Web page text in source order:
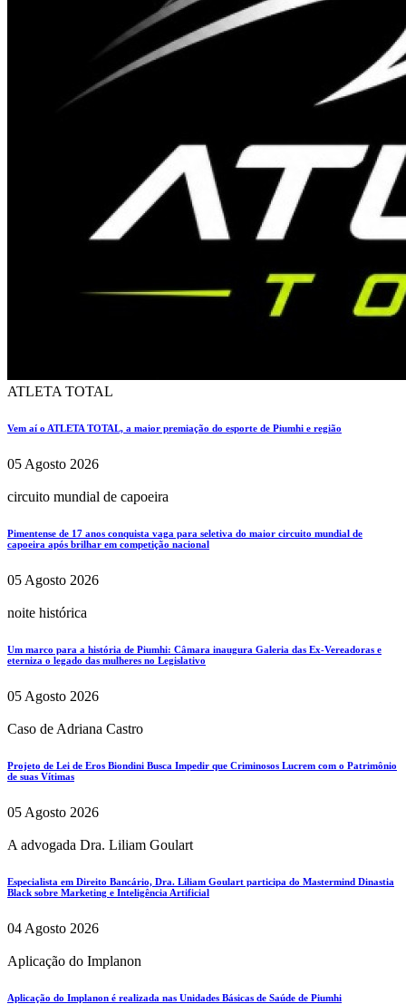
ATLETA TOTAL
Vem aí o ATLETA TOTAL, a maior premiação do esporte de Piumhi e região
05 Agosto 2026
circuito mundial de capoeira
Pimentense de 17 anos conquista vaga para seletiva do maior circuito mundial de
capoeira após brilhar em competição nacional
05 Agosto 2026
noite histórica
Um marco para a história de Piumhi: Câmara inaugura Galeria das Ex-Vereadoras e
eterniza o legado das mulheres no Legislativo
05 Agosto 2026
Caso de Adriana Castro
Projeto de Lei de Eros Biondini Busca Impedir que Criminosos Lucrem com o Patrimônio
de suas Vítimas
05 Agosto 2026
A advogada Dra. Liliam Goulart
Especialista em Direito Bancário, Dra. Liliam Goulart participa do Mastermind Dinastia
Black sobre Marketing e Inteligência Artificial
04 Agosto 2026
Aplicação do Implanon
Aplicação do Implanon é realizada nas Unidades Básicas de Saúde de Piumhi